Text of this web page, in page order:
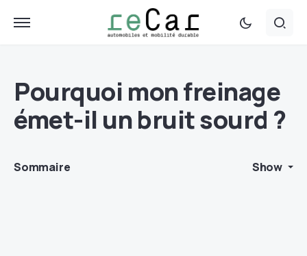
Pourquoi mon freinage
émet-il un bruit sourd ?
Sommaire Show